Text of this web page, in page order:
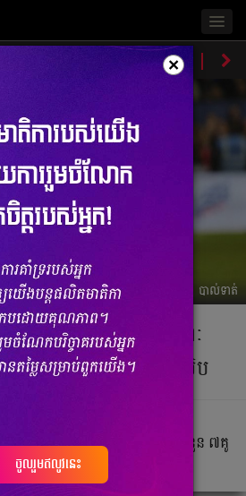
ប្រវត្តិ​​ វិភា
បាល់ទាត់
ជួប​បារាំង​នៅ​ប៉ារីស​ ខណៈ​
េក្រូ ឯ​ព័រទុយហ្គាល់​ជួប​ស៊ែប
ម្រុះ​ Euro 2020 បាន​បន្ត​ ដោយ​មាន​ចំនួន ៧​គូ
ចំនួន ៣ ក៏​លេង​ក្នុង​យប់​នេះ​ដែរ​។
×
ចូលរួមឥលូវនេះ